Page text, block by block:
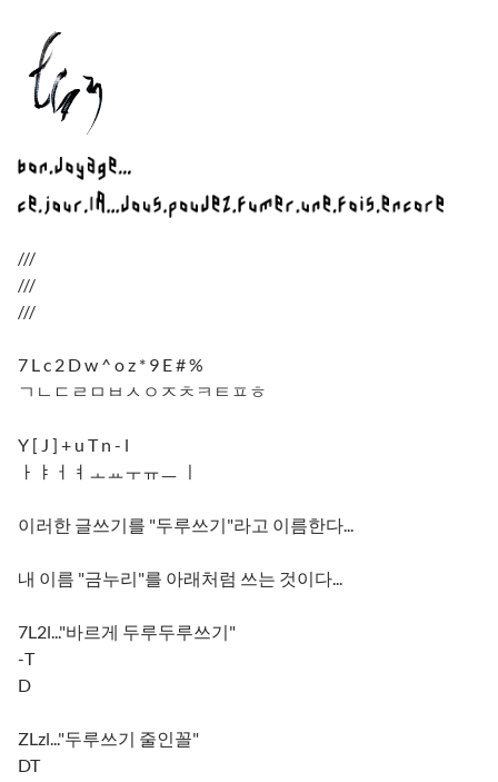
///
///
///
7 L c 2 D w ^ o z * 9 E # %
ㄱㄴㄷㄹㅁㅂㅅㅇㅈㅊㅋㅌㅍㅎ
Y [ J ] + u T n - l
ㅏㅑㅓㅕㅗㅛㅜㅠㅡ ㅣ
이러한 글쓰기를 "두루쓰기"라고 이름한다...
내 이름 "금누리"를 아래처럼 쓰는 것이다...
7L2l..."바르게 두루두루쓰기"
-T
D
ZLzl..."두루쓰기 줄인꼴"
DT